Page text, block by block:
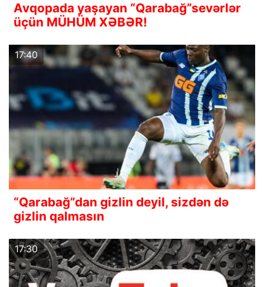
Avqopada yaşayan “Qarabağ”sevərlər
üçün MÜHÜM XƏBƏR!
17:40
“Qarabağ”dan gizlin deyil, sizdən də
gizlin qalmasın
17:30